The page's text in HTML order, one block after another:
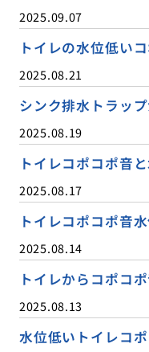
2025.09.07
トイレの水位低い
2025.08.21
シンク排水トラッ
2025.08.19
トイレコポコポ音
2025.08.17
トイレコポコポ音
2025.08.14
トイレからコポコ
2025.08.13
水位低いトイレコ